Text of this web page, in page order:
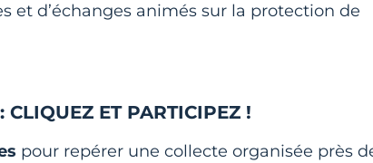
et d’échanges animés sur la protection de
CLIQUEZ ET PARTICIPEZ !
pour repérer une collecte organisée près